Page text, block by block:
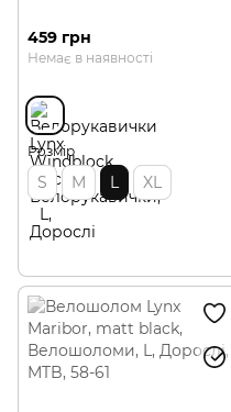
459 грн
Немає в наявності
Розмір
S M L XL